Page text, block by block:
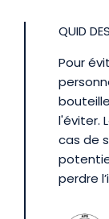
QUID
Pour
l'éviter.
cas de
perdre